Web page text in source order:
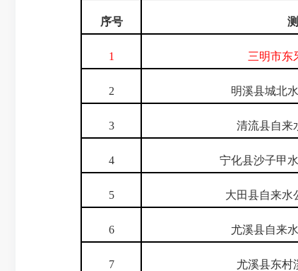
序号
1 三明市东
2 明溪县城北
3 清流县自来
4 宁化县沙子甲
5 大田县自来水
6 尤溪县自来
7 尤溪县东村